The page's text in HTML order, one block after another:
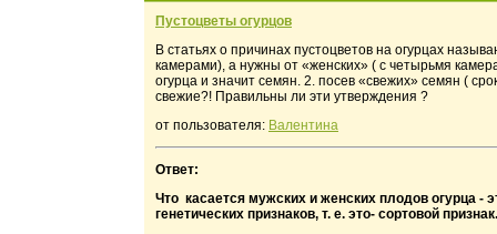
Пустоцветы огурцов
В статьях о причинах пустоцветов на огурцах
камерами), а нужны от «женских» ( с четырьмя
огурца и значит семян. 2. посев «свежих» семян (
свежие?! Правильны ли эти утверждения ?
от пользователя: Валентина
Ответ:
Что касается мужских и женских плодов огурца -
генетических признаков, т. е. это- сортовой признак.